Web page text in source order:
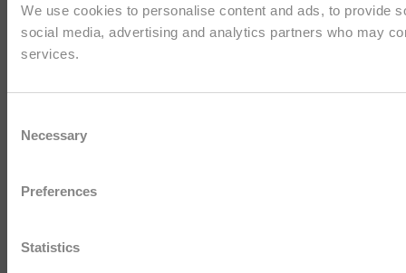
We use cookies to personalise content and ads, to provide
social media, advertising and analytics partners who may
services.
Selection
Necessary
Preferences
Statistics